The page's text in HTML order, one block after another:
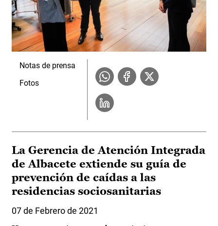
Notas de prensa
Fotos
La Gerencia de Atención Integrada
de Albacete extiende su guía de
prevención de caídas a las
residencias sociosanitarias
07 de Febrero de 2021